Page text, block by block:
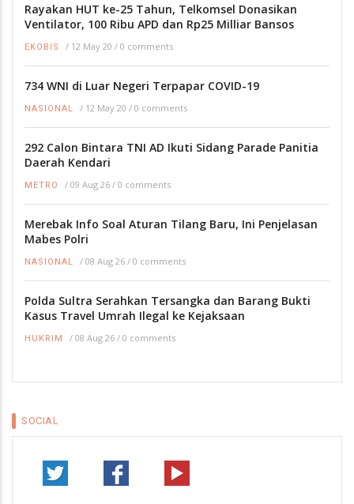
Rayakan HUT ke-25 Tahun, Telkomsel Donasikan
Ventilator, 100 Ribu APD dan Rp25 Milliar Bansos
EKOBIS / 12 May 20 / 0 comments
734 WNI di Luar Negeri Terpapar COVID-19
NASIONAL / 12 May 20 / 0 comments
292 Calon Bintara TNI AD Ikuti Sidang Parade Panitia
Daerah Kendari
METRO / 09 Aug 26 / 0 comments
Merebak Info Soal Aturan Tilang Baru, Ini Penjelasan
Mabes Polri
NASIONAL / 08 Aug 26 / 0 comments
Polda Sultra Serahkan Tersangka dan Barang Bukti
Kasus Travel Umrah Ilegal ke Kejaksaan
HUKRIM / 08 Aug 26 / 0 comments
SOCIAL